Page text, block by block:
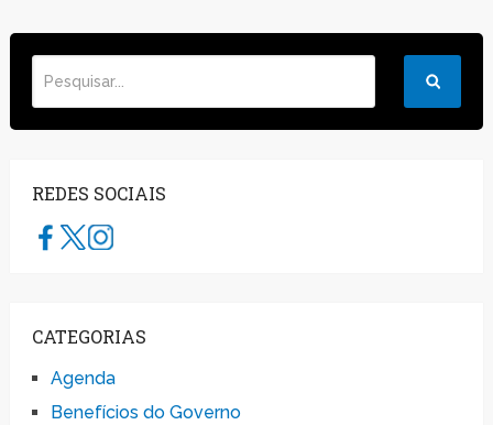
REDES SOCIAIS
CATEGORIAS
Agenda
Benefícios do Governo